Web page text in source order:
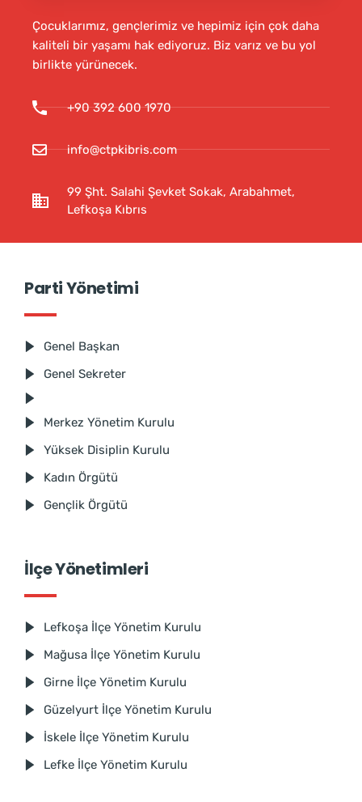
Çocuklarımız, gençlerimiz ve hepimiz için çok daha
kaliteli bir yaşamı hak ediyoruz. Biz varız ve bu yol
birlikte yürünecek.
+90 392 600 1970
info@ctpkibris.com
99 Şht. Salahi Şevket Sokak, Arabahmet,
Lefkoşa Kıbrıs
Parti Yönetimi
Genel Başkan
Genel Sekreter
Merkez Yönetim Kurulu
Yüksek Disiplin Kurulu
Kadın Örgütü
Gençlik Örgütü
İlçe Yönetimleri
Lefkoşa İlçe Yönetim Kurulu
Mağusa İlçe Yönetim Kurulu
Girne İlçe Yönetim Kurulu
Güzelyurt İlçe Yönetim Kurulu
İskele İlçe Yönetim Kurulu
Lefke İlçe Yönetim Kurulu